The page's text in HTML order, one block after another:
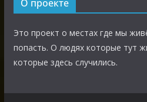
О проекте
Это проект о местах где мы
попасть. О людях которые тут
которые здесь случились.